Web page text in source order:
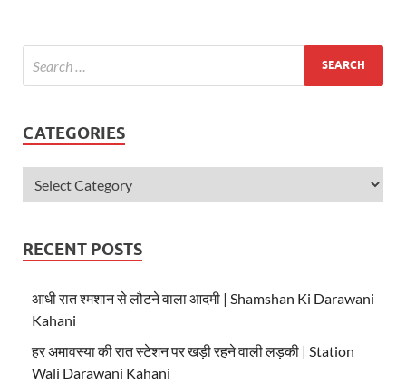
A
p
p
o
k
CATEGORIES
RECENT POSTS
आधी रात श्मशान से लौटने वाला आदमी | Shamshan Ki Darawani
Kahani
हर अमावस्या की रात स्टेशन पर खड़ी रहने वाली लड़की | Station
Wali Darawani Kahani